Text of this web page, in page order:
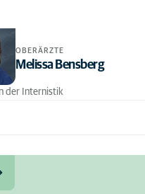
OBERÄRZTE
Melissa Bensberg
der Internistik